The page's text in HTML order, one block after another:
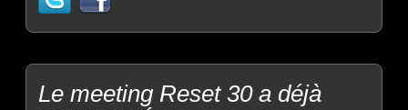
Le meeting Reset 30 a déjà